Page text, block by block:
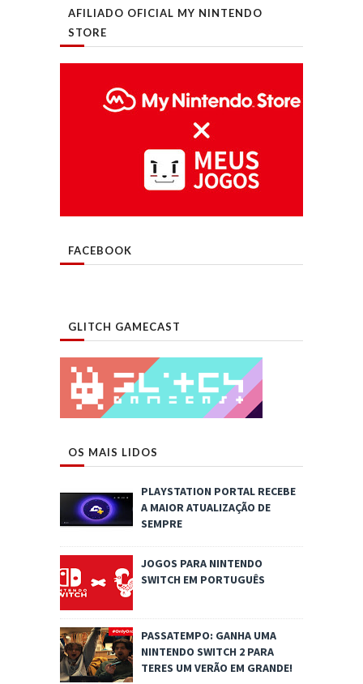
AFILIADO OFICIAL MY NINTENDO
STORE
FACEBOOK
GLITCH GAMECAST
OS MAIS LIDOS
PLAYSTATION PORTAL RECEBE
A MAIOR ATUALIZAÇÃO DE
SEMPRE
JOGOS PARA NINTENDO
SWITCH EM PORTUGUÊS
PASSATEMPO: GANHA UMA
NINTENDO SWITCH 2 PARA
TERES UM VERÃO EM GRANDE!